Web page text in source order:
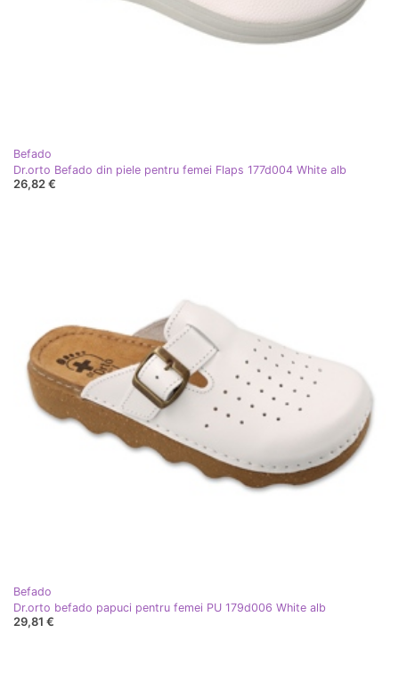
Befado
Dr.orto Befado din piele pentru femei Flaps 177d004 White alb
26,82 €
Befado
Dr.orto befado papuci pentru femei PU 179d006 White alb
29,81 €